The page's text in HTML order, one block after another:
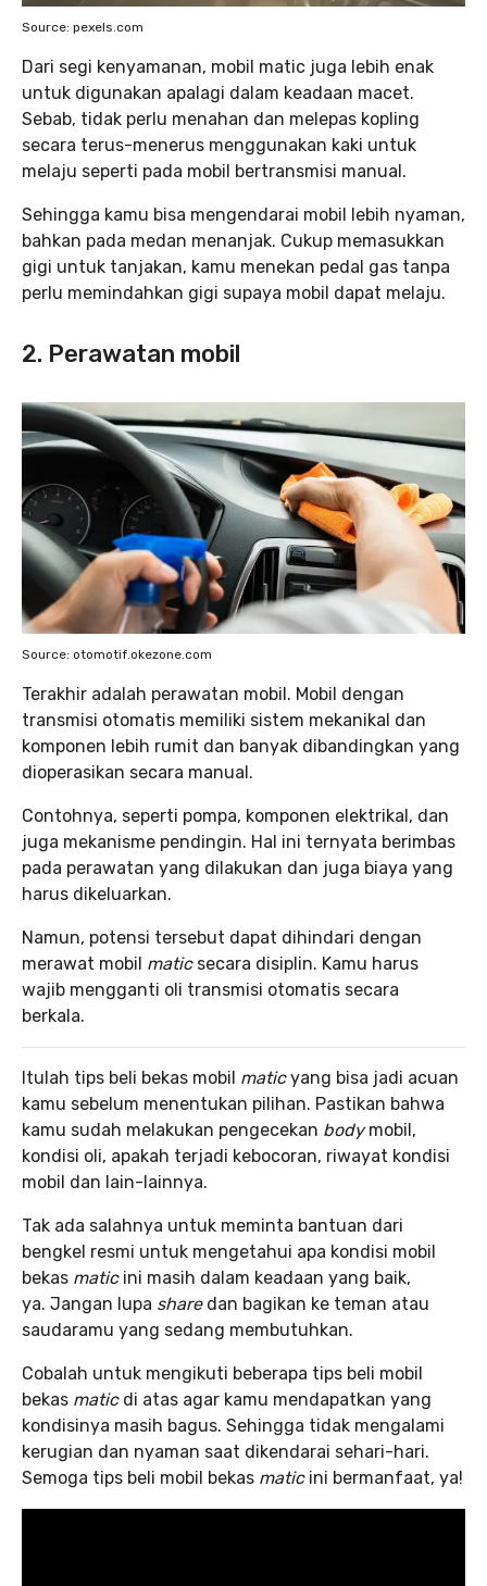
Source: pexels.com
​​​​​Dari segi kenyamanan, mobil matic juga lebih enak
untuk digunakan apalagi dalam keadaan macet.
Sebab, tidak perlu menahan dan melepas kopling
secara terus-menerus menggunakan kaki untuk
melaju seperti pada mobil bertransmisi manual.
Sehingga kamu bisa mengendarai mobil lebih nyaman,
bahkan pada medan menanjak. Cukup memasukkan
gigi untuk tanjakan, kamu menekan pedal gas tanpa
perlu memindahkan gigi supaya mobil dapat melaju.
2. Perawatan mobil
Source: otomotif.okezone.com
Terakhir adalah perawatan mobil. Mobil dengan
transmisi otomatis memiliki sistem mekanikal dan
komponen lebih rumit dan banyak dibandingkan yang
dioperasikan secara manual.
Contohnya, seperti pompa, komponen elektrikal, dan
juga mekanisme pendingin. Hal ini ternyata berimbas
pada perawatan yang dilakukan dan juga biaya yang
harus dikeluarkan.
Namun, potensi tersebut dapat dihindari dengan
merawat mobil maticsecara disiplin. Kamu harus
wajib mengganti oli transmisi otomatis secara
berkala.
Itulah tips beli bekas mobil maticyang bisa jadi acuan
kamu sebelum menentukan pilihan. Pastikan bahwa
kamu sudah melakukan pengecekan bodymobil,
kondisi oli, apakah terjadi kebocoran, riwayat kondisi
mobil dan lain-lainnya.
Tak ada salahnya untuk meminta bantuan dari
bengkel resmi untuk mengetahui apa kondisi mobil
bekas maticini masih dalam keadaan yang baik,
ya. Jangan lupa sharedan bagikan ke teman atau
saudaramu yang sedang membutuhkan.
Cobalah untuk mengikuti beberapa tips beli mobil
bekas maticdi atas agar kamu mendapatkan yang
kondisinya masih bagus. Sehingga tidak mengalami
kerugian dan nyaman saat dikendarai sehari-hari.
Semoga tips beli mobil bekas maticini bermanfaat, ya!